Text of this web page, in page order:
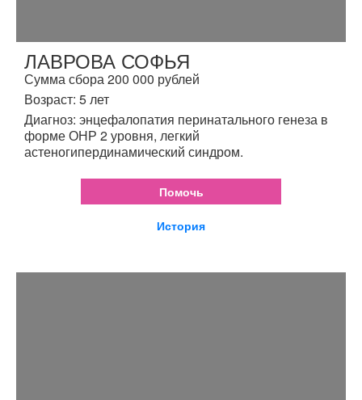
ЛАВРОВА СОФЬЯ
Сумма сбора 200 000 рублей
Возраст: 5 лет
Диагноз: энцефалопатия перинатального генеза в
форме ОНР 2 уровня, легкий
астеногипердинамический синдром.
Помочь
История